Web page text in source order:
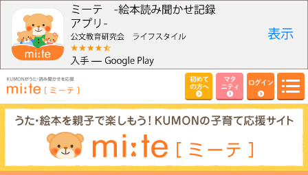
初めて
の方へ
マタ
ニティ
ログイン